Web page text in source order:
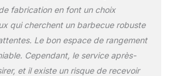
fabrication en font un choix
qui cherchent un barbecue robuste
Le bon espace de rangement
Cependant, le service après-
et il existe un risque de recevoir